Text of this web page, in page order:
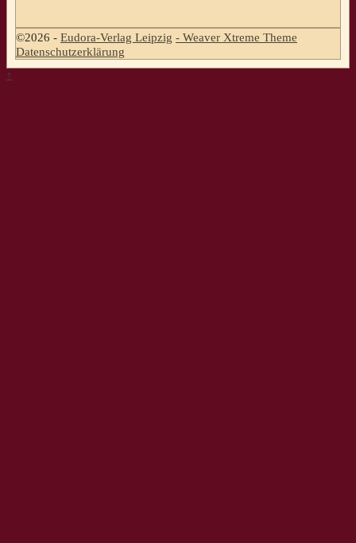
©2026 - Eudora-Verlag Leipzig - Weaver Xtreme Theme
Datenschutzerklärung
↑